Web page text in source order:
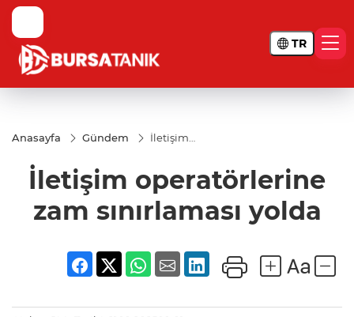
TR
Anasayfa Gündem
İletişim
sınırlaması
yolda
İletişim operatörlerine
zam sınırlaması yolda